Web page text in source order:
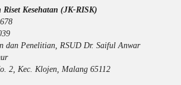
Kesehatan (JK-RISK)
2809 - 2678
dan Penelitian, RSUD Dr. Saiful Anwar
2, Kec. Klojen, Malang 65112